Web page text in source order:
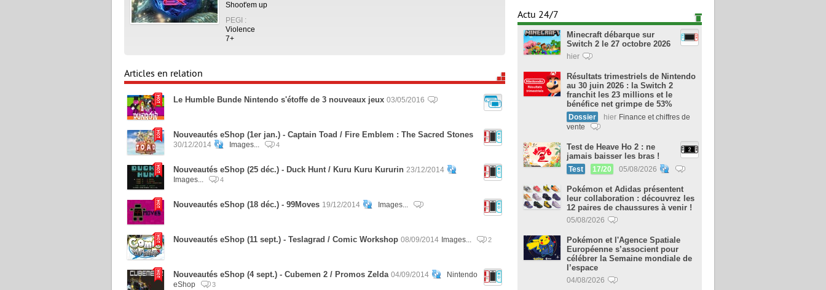
Shoot'em up
PEGI :
Violence
7+
Articles en relation
Le Humble Bunde Nintendo s'étoffe de 3 nouveaux jeux 03/05/2016
Nouveautés eShop (1er jan.) - Captain Toad / Fire Emblem : The Sacred Stones
30/12/2014 Images... 4
Nouveautés eShop (25 déc.) - Duck Hunt / Kuru Kuru Kururin 23/12/2014
Images...
4
Nouveautés eShop (18 déc.) - 99Moves 19/12/2014 Images...
Nouveautés eShop (11 sept.) - Teslagrad / Comic Workshop 08/09/2014 Images... 2
Nouveautés eShop (4 sept.) - Cubemen 2 / Promos Zelda 04/09/2014
Nintendo
eShop
3
Actu 24/7
Minecraft débarque sur
Switch 2 le 27 octobre 2026
hier
Résultats trimestriels de Nintendo
au 30 juin 2026 : la Switch 2
franchit les 23 millions et le
bénéfice net grimpe de 53%
Dossier hier Finance et chiffres de
vente
Test de Heave Ho 2 : ne
jamais baisser les bras !
Test 17/20 05/08/2026
Pokémon et Adidas présentent
leur collaboration : découvrez les
12 paires de chaussures à venir !
05/08/2026
Pokémon et l'Agence Spatiale
Européenne s’associent pour
célébrer la Semaine mondiale de
l’espace
04/08/2026